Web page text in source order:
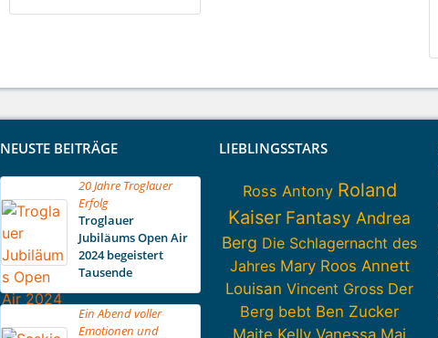
NEUSTE BEITRÄGE
20 Jahre Troglauer
Erfolg
Troglauer
Jubiläums Open Air
2024 begeistert
Tausende
Ein Abend voller
Emotionen und
LIEBLINGSSTARS
Ross Antony Roland
Kaiser Fantasy Andrea
Berg Die Schlagernacht des
Jahres Mary Roos Annett
Louisan Vincent Gross Der
Berg bebt Ben Zucker